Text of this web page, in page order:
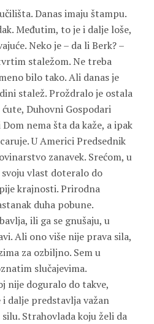
Danas imaju štampu.
Međutim, to je i dalje loše,
Neko je – da li Berk? –
staležom. Ne treba
bilo tako. Ali danas je
stalež. Proždralo je ostala
Duhovni Gospodari
nema šta da kaže, a ipak
U Americi Predsednik
zanavek. Srećom, u
vlast doteralo do
krajnosti. Prirodna
duha pobune.
ili ga se gnušaju, u
Ali ono više nije prava sila,
za ozbiljno. Sem u
slučajevima.
nije doguralo do takve,
dalje predstavlja važan
Strahovlada koju želi da